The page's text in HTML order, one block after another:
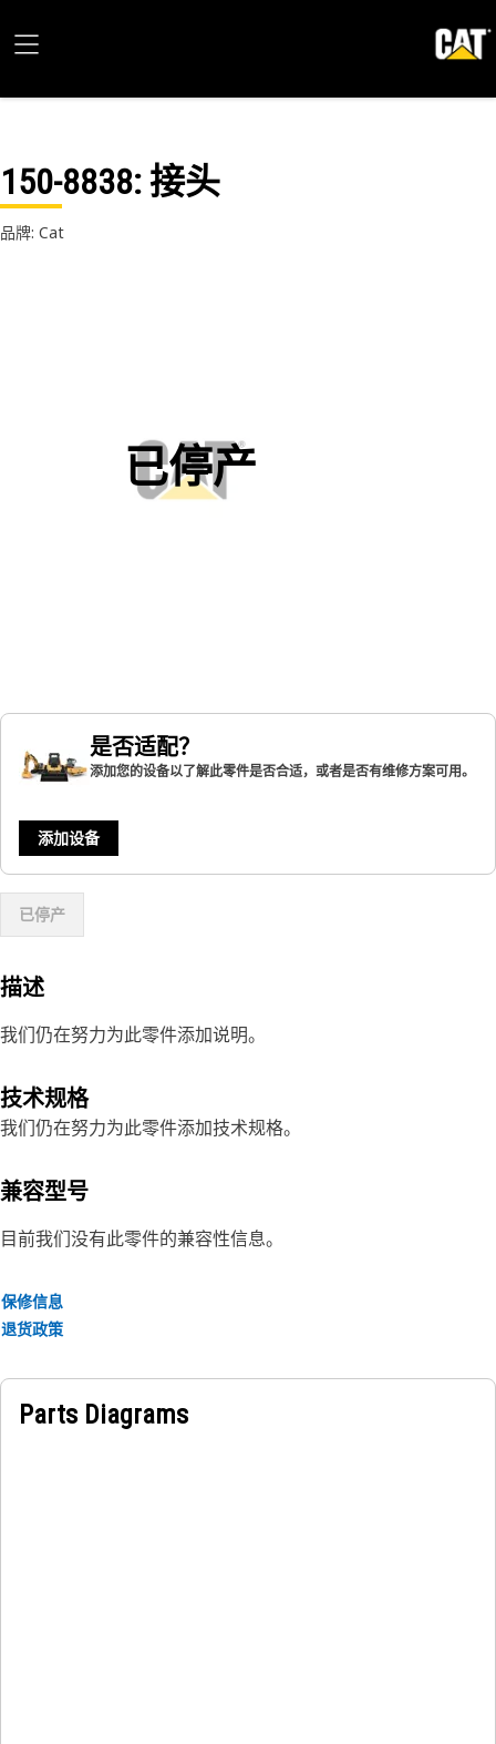
150-8838: 接头
品牌: Cat
已停产
是否适配？
添加您的设备以了解此零件是否合适，或者是否有维修方案可用。
添加设备
已停产
描述
我们仍在努力为此零件添加说明。
技术规格
我们仍在努力为此零件添加技术规格。
兼容型号
目前我们没有此零件的兼容性信息。
保修信息
退货政策
Parts Diagrams